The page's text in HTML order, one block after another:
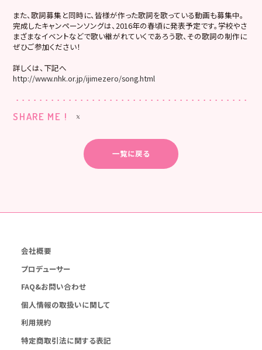
また、歌詞募集と同時に、皆様が作った歌詞を歌っている動画も募集中。
完成したキャンペーンソングは、2016年の春頃に発表予定です。学校やさ
まざまなイベントなどで歌い継がれていくであろう歌、その歌詞の制作に
ぜひご参加ください！
詳しくは、下記へ
http://www.nhk.or.jp/ijimezero/song.html
SHARE ME !
一覧に戻る
会社概要
プロデューサー
FAQ&お問い合わせ
個人情報の取扱いに関して
利用規約
特定商取引法に関する表記